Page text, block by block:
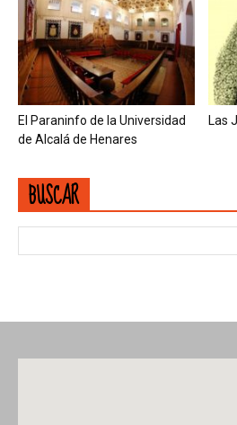
El Paraninfo de la Universidad
de Alcalá de Henares
Las
BUSCAR